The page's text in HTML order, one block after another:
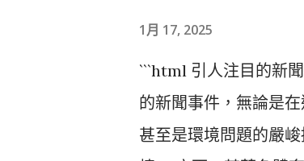
1月 17, 2025
```html 引人注目的新
的新聞事件，無論是
甚至是環境問題的嚴